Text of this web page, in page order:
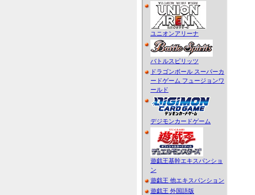
ユニオンアリーナ
バトルスピリッツ
ドラゴンボール スーパーカ
ードゲーム フュージョンワ
ールド
デジモンカードゲーム
遊戯王基幹エキスパンショ
ン
遊戯王 他エキスパンション
遊戯王 外国語版